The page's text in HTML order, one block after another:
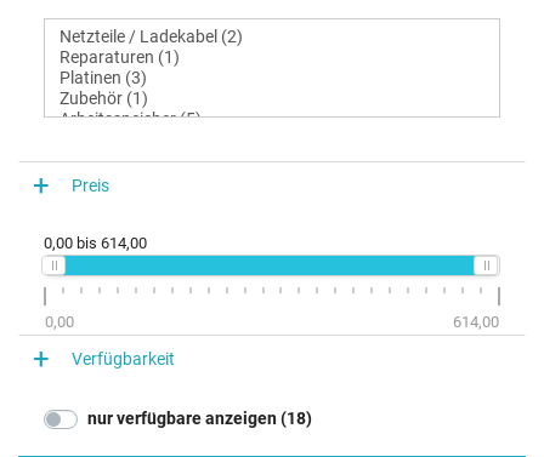
Preis
0,00 bis 614,00
0,00 614,00
Verfügbarkeit
nur verfügbare anzeigen (18)